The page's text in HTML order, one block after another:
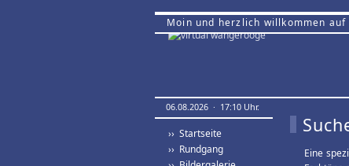
Moin und herzlich willkommen
06.08.2026 · 17:10 Uhr.
›› Startseite
›› Rundgang
Eine